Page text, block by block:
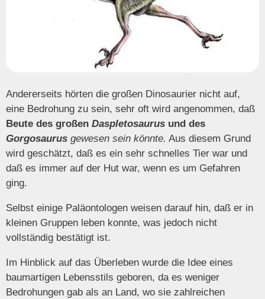
Andererseits hörten die großen Dinosaurier nicht auf,
eine Bedrohung zu sein, sehr oft wird angenommen, daß
Beute des großen Daspletosaurus und des
Gorgosaurus gewesen sein könnte. Aus diesem Grund
wird geschätzt, daß es ein sehr schnelles Tier war und
daß es immer auf der Hut war, wenn es um Gefahren
ging.
Selbst einige Paläontologen weisen darauf hin, daß er in
kleinen Gruppen leben konnte, was jedoch nicht
vollständig bestätigt ist.
Im Hinblick auf das Überleben wurde die Idee eines
baumartigen Lebensstils geboren, da es weniger
Bedrohungen gab als an Land, wo sie zahlreichen